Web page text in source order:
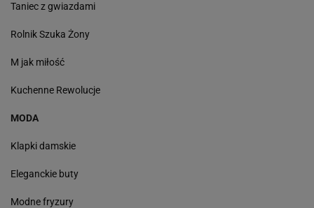
Taniec z gwiazdami
Rolnik Szuka Żony
M jak miłość
Kuchenne Rewolucje
MODA
Klapki damskie
Eleganckie buty
Modne fryzury